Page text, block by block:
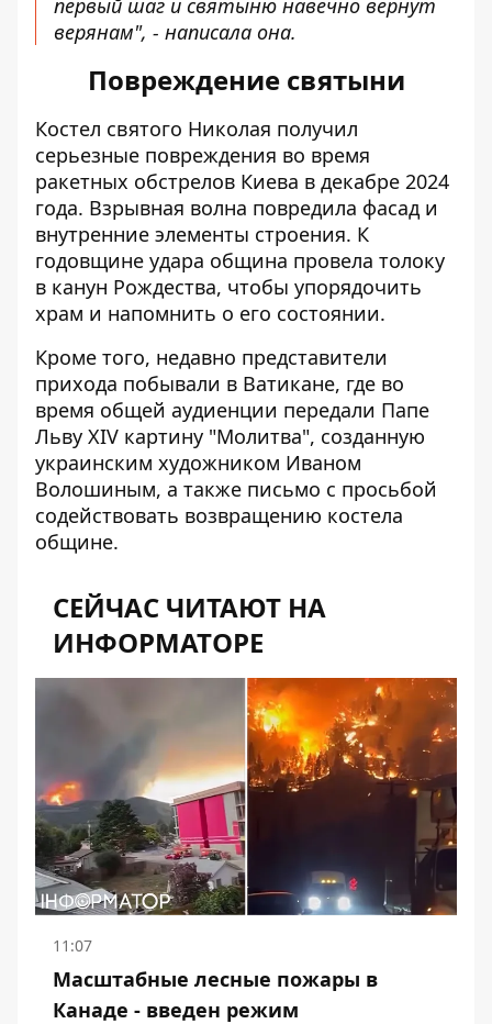
первый шаг и святыню навечно вернут
верянам", - написала она.
Повреждение святыни
Костел святого Николая получил
серьезные повреждения во время
ракетных обстрелов Киева в декабре 2024
года. Взрывная волна повредила фасад и
внутренние элементы строения. К
годовщине удара община провела толоку
в канун Рождества, чтобы упорядочить
храм и напомнить о его состоянии.
Кроме того, недавно представители
прихода побывали в Ватикане, где во
время общей аудиенции передали Папе
Льву XIV картину "Молитва", созданную
украинским художником Иваном
Волошиным, а также письмо с просьбой
содействовать возвращению костела
общине.
СЕЙЧАС ЧИТАЮТ НА
ИНФОРМАТОРЕ
11:07
Масштабные лесные пожары в
Канаде - введен режим